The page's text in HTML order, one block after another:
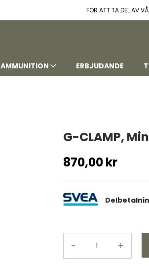
FÖR ATT TA DEL AV
AMMUNITION ERBJUDANDE
G-CLAMP,
870,00 kr
- +